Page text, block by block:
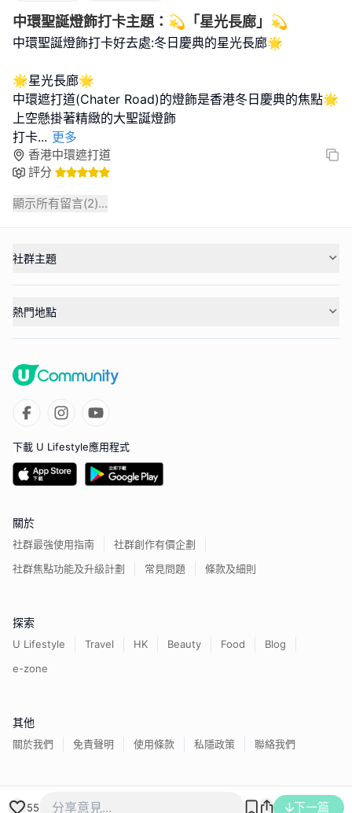
中環聖誕燈飾打卡主題：💫「星光長廊」💫
中環聖誕燈飾打卡好去處:冬日慶典的星光長廊🌟
🌟星光長廊🌟
中環遮打道(Chater Road)的燈飾是香港冬日慶典的焦點🌟
上空懸掛著精緻的大聖誕燈飾
打卡... 更多
香港中環遮打道
評分
顯示所有留言(2)...
55 下一篇
社群主題
熱門地點
下載 U Lifestyle應用程式
關於
社群最強使用指南
社群創作有價企劃
社群焦點功能及升級計劃
常見問題 條款及細則
探索
U Lifestyle Travel HK Beauty Food
Blog
e-zone
其他
關於我們 免責聲明 使用條款 私隱政策 聯絡我們
香港經濟日報版權所有©